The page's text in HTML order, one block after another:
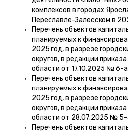
комплексов в городах
Переславле-Залесском в
Перечень объектов
планируемых к
2025 год, в разрезе
округов, в редакции
области от 17.10.2025 № 6-
Перечень объектов
планируемых к
2025 год, в разрезе
округов, в редакции
области от 28.07.2025 № 5-
Перечень объектов